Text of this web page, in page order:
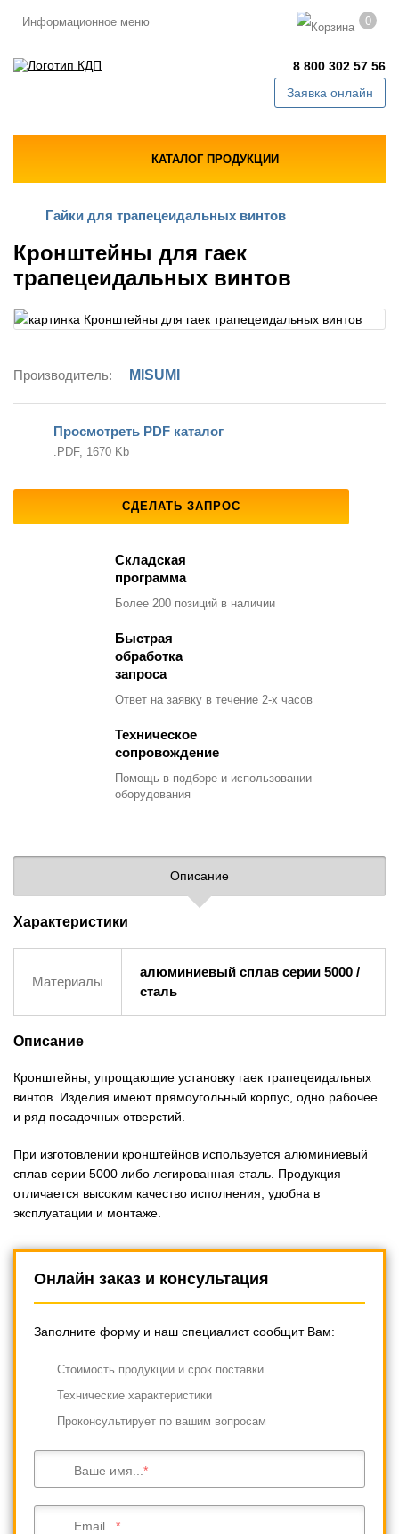
Информационное меню 0
8 800 302 57 56
Заявка онлайн
КАТАЛОГ ПРОДУКЦИИ
Гайки для трапецеидальных винтов
Кронштейны для гаек
трапецеидальных винтов
Производитель: MISUMI
Просмотреть PDF каталог
.PDF, 1670 Kb
СДЕЛАТЬ ЗАПРОС
Складская
программа
Более 200 позиций в наличии
Быстрая
обработка
запроса
Ответ на заявку в течение 2-х часов
Техническое
сопровождение
Помощь в подборе и использовании
оборудования
Описание
Характеристики
Материалы
алюминиевый сплав серии 5000 /
сталь
Описание
Кронштейны, упрощающие установку гаек трапецеидальных
винтов. Изделия имеют прямоугольный корпус, одно рабочее
и ряд посадочных отверстий.
При изготовлении кронштейнов используется алюминиевый
сплав серии 5000 либо легированная сталь. Продукция
отличается высоким качество исполнения, удобна в
эксплуатации и монтаже.
Онлайн заказ и консультация
Заполните форму и наш специалист сообщит Вам:
Cтоимость продукции и срок поставки
Технические характеристики
Проконсультирует по вашим вопросам
Ваше имя...
Email...